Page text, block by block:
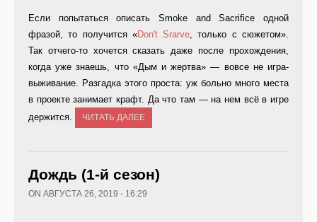
Если попытаться описать Smoke and Sacrifice одной
фразой, то получится «Don't Srarve, только с сюжетом».
Так отчего-то хочется сказать даже после прохождения,
когда уже знаешь, что «Дым и жертва» — вовсе не игра-
выживание. Разгадка этого проста: уж больно много места
в проекте занимает крафт. Да что там — на нем всё в игре
держится.
ЧИТАТЬ ДАЛЕЕ
Дождь (1-й сезон)
ON АВГУСТА 26, 2019 - 16:29